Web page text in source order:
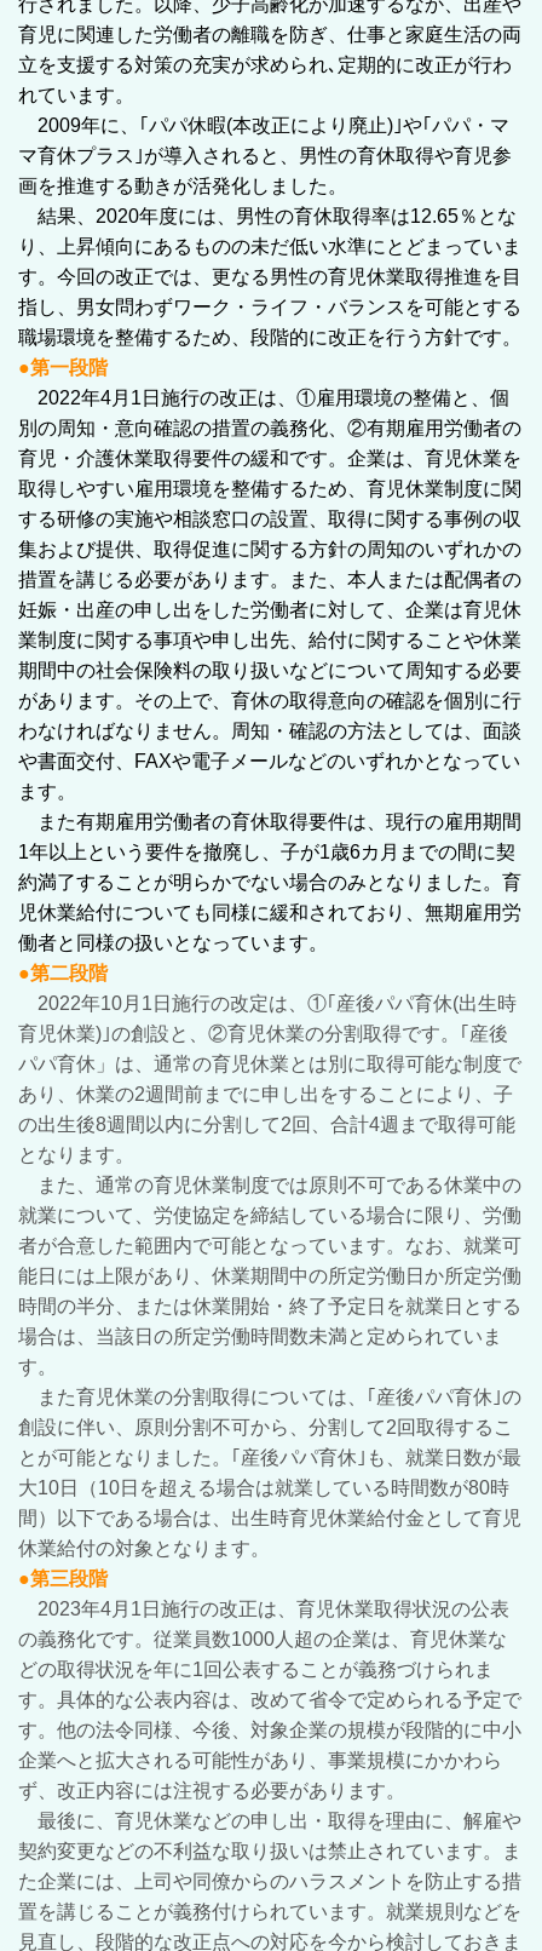
行されました。以降、少子高齢化が加速するなか、出産や
育児に関連した労働者の離職を防ぎ、仕事と家庭生活の両
立を支援する対策の充実が求められ､定期的に改正が行わ
れています。
2009年に、｢パパ休暇(本改正により廃止)｣や｢パパ・マ
マ育休プラス｣が導入されると、男性の育休取得や育児参
画を推進する動きが活発化しました。
結果、2020年度には、男性の育休取得率は12.65％とな
り、上昇傾向にあるものの未だ低い水準にとどまっていま
す。今回の改正では、更なる男性の育児休業取得推進を目
指し、男女問わずワーク・ライフ・バランスを可能とする
職場環境を整備するため、段階的に改正を行う方針です。
●第一段階
2022年4月1日施行の改正は、①雇用環境の整備と、個
別の周知・意向確認の措置の義務化、②有期雇用労働者の
育児・介護休業取得要件の緩和です。企業は、育児休業を
取得しやすい雇用環境を整備するため、育児休業制度に関
する研修の実施や相談窓口の設置、取得に関する事例の収
集および提供、取得促進に関する方針の周知のいずれかの
措置を講じる必要があります。また、本人または配偶者の
妊娠・出産の申し出をした労働者に対して、企業は育児休
業制度に関する事項や申し出先、給付に関することや休業
期間中の社会保険料の取り扱いなどについて周知する必要
があります。その上で、育休の取得意向の確認を個別に行
わなければなりません。周知・確認の方法としては、面談
や書面交付、FAXや電子メールなどのいずれかとなってい
ます。
また有期雇用労働者の育休取得要件は、現行の雇用期間
1年以上という要件を撤廃し、子が1歳6カ月までの間に契
約満了することが明らかでない場合のみとなりました。育
児休業給付についても同様に緩和されており、無期雇用労
働者と同様の扱いとなっています。
●第二段階
2022年10月1日施行の改定は、①｢産後パパ育休(出生時
育児休業)｣の創設と、②育児休業の分割取得です。｢産後
パパ育休」は、通常の育児休業とは別に取得可能な制度で
あり、休業の2週間前までに申し出をすることにより、子
の出生後8週間以内に分割して2回、合計4週まで取得可能
となります。
また、通常の育児休業制度では原則不可である休業中の
就業について、労使協定を締結している場合に限り、労働
者が合意した範囲内で可能となっています。なお、就業可
能日には上限があり、休業期間中の所定労働日か所定労働
時間の半分、または休業開始・終了予定日を就業日とする
場合は、当該日の所定労働時間数未満と定められていま
す。
また育児休業の分割取得については、｢産後パパ育休｣の
創設に伴い、原則分割不可から、分割して2回取得するこ
とが可能となりました。｢産後パパ育休｣も、就業日数が最
大10日（10日を超える場合は就業している時間数が80時
間）以下である場合は、出生時育児休業給付金として育児
休業給付の対象となります。
●第三段階
2023年4月1日施行の改正は、育児休業取得状況の公表
の義務化です。従業員数1000人超の企業は、育児休業な
どの取得状況を年に1回公表することが義務づけられま
す。具体的な公表内容は、改めて省令で定められる予定で
す。他の法令同様、今後、対象企業の規模が段階的に中小
企業へと拡大される可能性があり、事業規模にかかわら
ず、改正内容には注視する必要があります。
最後に、育児休業などの申し出・取得を理由に、解雇や
契約変更などの不利益な取り扱いは禁止されています。ま
た企業には、上司や同僚からのハラスメントを防止する措
置を講じることが義務付けられています。就業規則などを
見直し、段階的な改正点への対応を今から検討しておきま